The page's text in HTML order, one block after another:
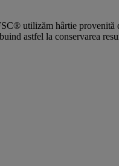
utilizăm hârtie provenită
astfel la conservarea